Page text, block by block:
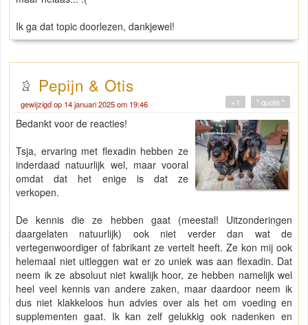
Ik ga dat topic doorlezen, dankjewel!
Pepijn & Otis
gewijzigd op 14 januari 2025 om 19:46 " quote "
+1
Bedankt voor de reacties!
Tsja, ervaring met flexadin hebben ze
inderdaad natuurlijk wel, maar vooral
omdat dat het enige is dat ze
verkopen.
De kennis die ze hebben gaat (meestal! Uitzonderingen
daargelaten natuurlijk) ook niet verder dan wat de
vertegenwoordiger of fabrikant ze vertelt heeft. Ze kon mij ook
helemaal niet uitleggen wat er zo uniek was aan flexadin. Dat
neem ik ze absoluut niet kwalijk hoor, ze hebben namelijk wel
heel veel kennis van andere zaken, maar daardoor neem ik
dus niet klakkeloos hun advies over als het om voeding en
supplementen gaat. Ik kan zelf gelukkig ook nadenken en